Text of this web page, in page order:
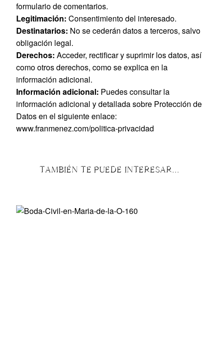
formulario de comentarios.
Legitimación: Consentimiento del interesado.
Destinatarios: No se cederán datos a terceros, salvo
obligación legal.
Derechos: Acceder, rectificar y suprimir los datos, así
como otros derechos, como se explica en la
información adicional.
Información adicional: Puedes consultar la
información adicional y detallada sobre Protección de
Datos en el siguiente enlace:
www.franmenez.com/politica-privacidad
TAMBIÉN TE PUEDE INTERESAR...